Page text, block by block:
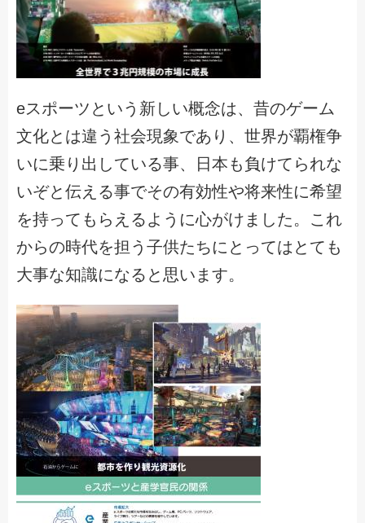
eスポーツという新しい概念は、昔のゲーム
文化とは違う社会現象であり、世界が覇権争
いに乗り出している事、日本も負けてられな
いぞと伝える事でその有効性や将来性に希望
を持ってもらえるように心がけました。これ
からの時代を担う子供たちにとってはとても
大事な知識になると思います。